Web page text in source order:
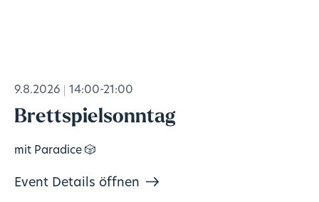
9.8.2026 14:00-21:00
Brettspielsonntag
mit Paradice 🎲
Event Details öffnen